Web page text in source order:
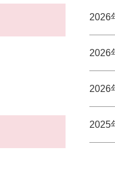
2026
2026
2026
2025